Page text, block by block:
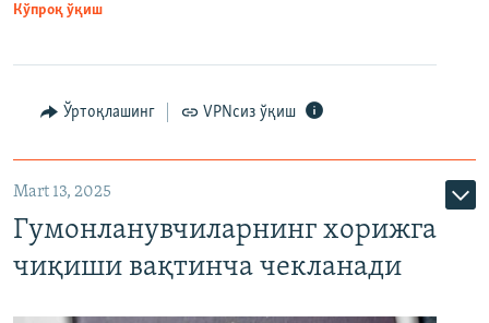
Кўпроқ ўқиш
Ўртоқлашинг VPNсиз ўқиш
Mart 13, 2025
Гумонланувчиларнинг хорижга
чиқиши вақтинча чекланади